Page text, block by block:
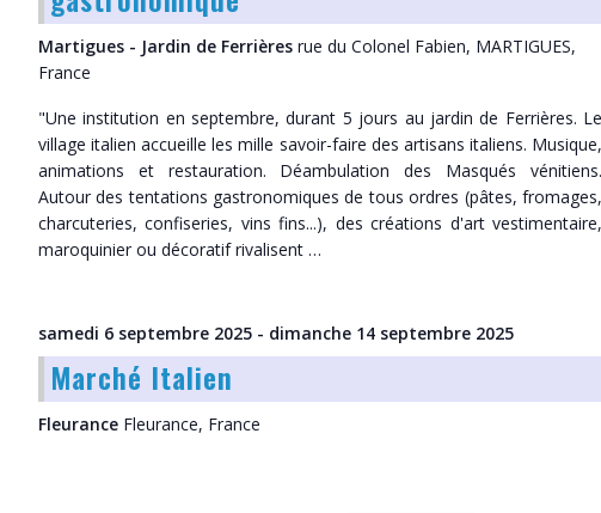
Martigues - Jardin de Ferrières rue du Colonel Fabien, MARTIGUES,
France
"Une institution en septembre, durant 5 jours au jardin de Ferrières. Le
village italien accueille les mille savoir-faire des artisans italiens. Musique,
animations et restauration. Déambulation des Masqués vénitiens.
Autour des tentations gastronomiques de tous ordres (pâtes, fromages,
charcuteries, confiseries, vins fins...), des créations d'art vestimentaire,
maroquinier ou décoratif rivalisent …
samedi 6 septembre 2025- dimanche 14 septembre 2025
Marché Italien
Fleurance Fleurance, France